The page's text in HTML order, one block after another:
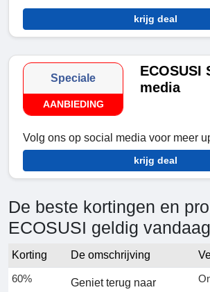
krijg deal
Speciale
AANBIEDING
ECOSUSI
media
Volg ons op social media voor meer
krijg deal
De beste kortingen en
ECOSUSI geldig vandaag
Korting De omschrijving
60%
Geniet terug naar